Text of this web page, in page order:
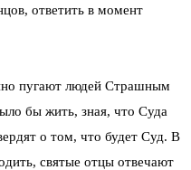
ответить в момент
пугают людей Страшным
бы жить, зная, что Суда
о том, что будет Суд. В
святые отцы отвечают